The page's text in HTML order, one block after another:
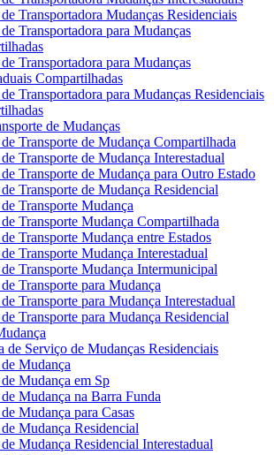
Transportadora Mudanças Residenciais
Transportadora para Mudanças
Transportadora para Mudanças
Compartilhadas
Transportadora para Mudanças Residenciais
de Mudanças
Transporte de Mudança Compartilhada
Transporte de Mudança Interestadual
Transporte de Mudança para Outro Estado
Transporte de Mudança Residencial
Transporte Mudança
Transporte Mudança Compartilhada
Transporte Mudança entre Estados
Transporte Mudança Interestadual
Transporte Mudança Intermunicipal
Transporte para Mudança
Transporte para Mudança Interestadual
Transporte para Mudança Residencial
de Serviço de Mudanças Residenciais
Mudança
Mudança em Sp
Mudança na Barra Funda
Mudança para Casas
Mudança Residencial
Mudança Residencial Interestadual